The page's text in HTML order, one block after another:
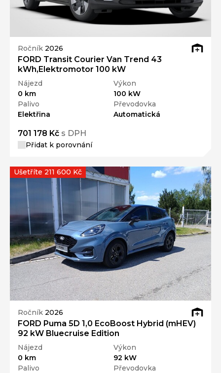
Ročník 2026
FORD Transit Courier Van Trend 43
kWh,Elektromotor 100 kW
Nájezd
0 km
Výkon
100 kW
Palivo
Elektřina
Převodovka
Automatická
701 178 Kč s DPH
Přidat k porovnání
Ročník 2026
FORD Puma 5D 1,0 EcoBoost Hybrid (mHEV)
92 kW Bluecruise Edition
Nájezd
0 km
Výkon
92 kW
Palivo
Převodovka
Ušetříte 211 600 Kč